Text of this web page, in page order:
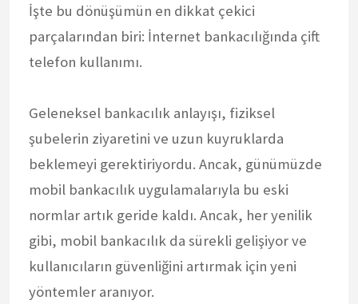
İşte bu dönüşümün en dikkat çekici
parçalarından biri: İnternet bankacılığında çift
telefon kullanımı.
Geleneksel bankacılık anlayışı, fiziksel
şubelerin ziyaretini ve uzun kuyruklarda
beklemeyi gerektiriyordu. Ancak, günümüzde
mobil bankacılık uygulamalarıyla bu eski
normlar artık geride kaldı. Ancak, her yenilik
gibi, mobil bankacılık da sürekli gelişiyor ve
kullanıcıların güvenliğini artırmak için yeni
yöntemler aranıyor.